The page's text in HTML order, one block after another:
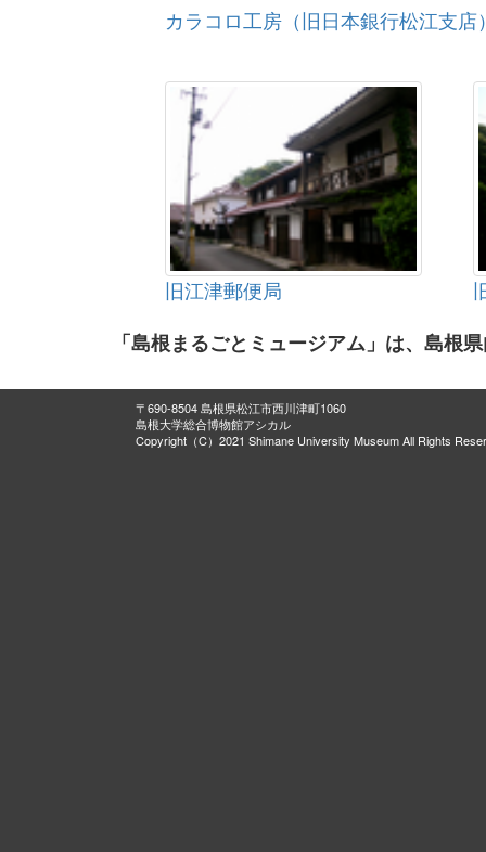
カラコロ工房（旧日本銀行松江支店
旧江津郵便局
「島根まるごとミュージアム」は、島根
〒690-8504 島根県松江市西川津町1060
島根大学総合博物館アシカル
Copyright（C）2021 Shimane University Museum All Rights